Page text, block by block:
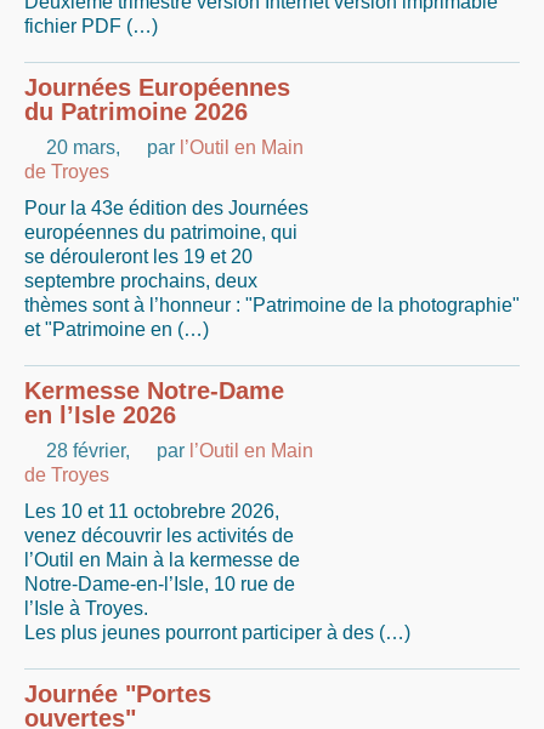
fichier PDF (…)
Journées Européennes
du Patrimoine 2026
20 mars, par l’Outil en Main
de Troyes
Pour la 43e édition des Journées
européennes du patrimoine, qui
se dérouleront les 19 et 20
septembre prochains, deux
thèmes sont à l’honneur : "Patrimoine de la photographie"
et "Patrimoine en (…)
Kermesse Notre-Dame
en l’Isle 2026
28 février, par l’Outil en Main
de Troyes
Les 10 et 11 octobrebre 2026,
venez découvrir les activités de
l’Outil en Main à la kermesse de
Notre-Dame-en-l’Isle, 10 rue de
l’Isle à Troyes.
Les plus jeunes pourront participer à des (…)
Journée "Portes
ouvertes"